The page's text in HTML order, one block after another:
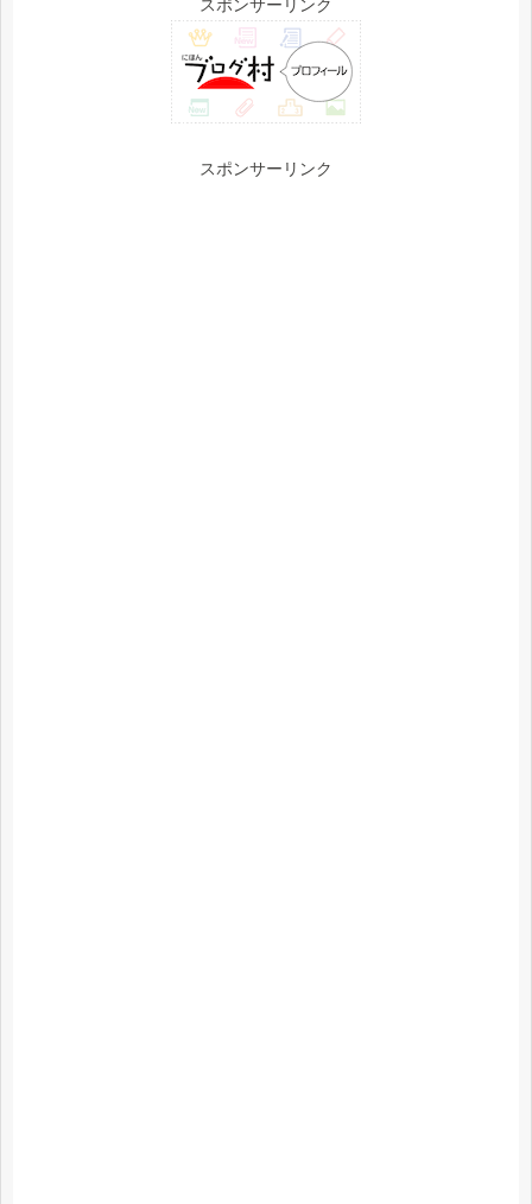
スポンサーリンク
スポンサーリンク